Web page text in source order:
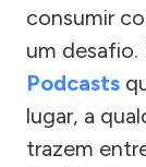
consumir
um desafio.
Podcasts
lugar, a
trazem